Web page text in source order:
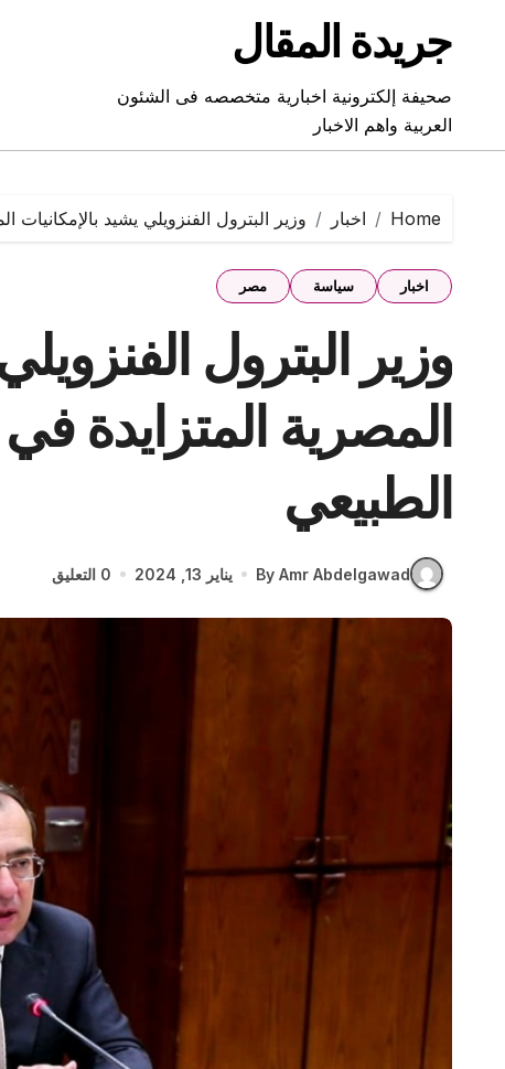
contentجريدة المقال
صحيفة إلكترونية اخبارية متخصصه فى الشئون
العربية واهم الاخبار
Home اخبار وزير البترول الفنزويلي يشيد
اخبار سياسة مصر
وزير البترول
المصرية المتزايدة
الطبيعي
By Amr Abdelgawad يناير 13, 2024 0 التعليق